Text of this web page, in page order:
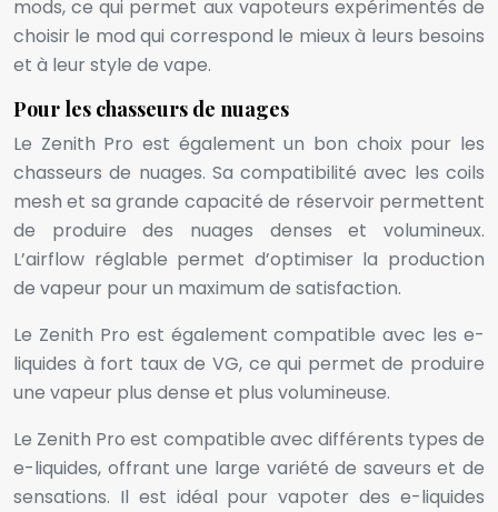
mods, ce qui permet aux vapoteurs expérimentés de
choisir le mod qui correspond le mieux à leurs besoins
et à leur style de vape.
Pour les chasseurs de nuages
Le Zenith Pro est également un bon choix pour les
chasseurs de nuages. Sa compatibilité avec les coils
mesh et sa grande capacité de réservoir permettent
de produire des nuages denses et volumineux.
L’airflow réglable permet d’optimiser la production
de vapeur pour un maximum de satisfaction.
Le Zenith Pro est également compatible avec les e-
liquides à fort taux de VG, ce qui permet de produire
une vapeur plus dense et plus volumineuse.
Le Zenith Pro est compatible avec différents types de
e-liquides, offrant une large variété de saveurs et de
sensations. Il est idéal pour vapoter des e-liquides